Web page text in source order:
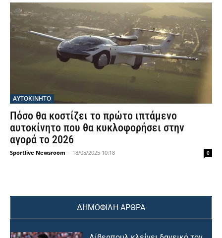
ΑΥΤΟΚΙΝΗΤΟ
Πόσο θα κοστίζει το πρώτο ιπτάμενο
αυτοκίνητο που θα κυκλοφορήσει στην
αγορά το 2026
Sportlive Newsroom - 18/05/2025 10:18 0
ΔΗΜΟΦΙΛΗ ΑΡΘΡΑ